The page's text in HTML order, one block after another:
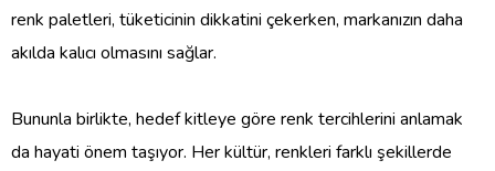
renk paletleri, tüketicinin dikkatini çekerken, markanızın daha
akılda kalıcı olmasını sağlar.
Bununla birlikte, hedef kitleye göre renk tercihlerini anlamak
da hayati önem taşıyor. Her kültür, renkleri farklı şekillerde